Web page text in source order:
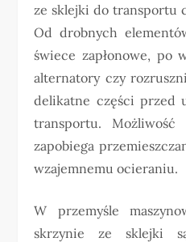
ze sklejki do transportu
Od drobnych
świece zapłonowe, po
alternatory czy
delikatne części przed
transportu. Możliwość
zapobiega
wzajemnemu ocieraniu.
W przemyśle
skrzynie ze sklejki